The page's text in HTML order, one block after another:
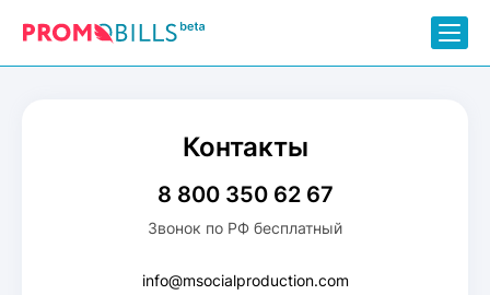
Контакты
8 800 350 62 67
Звонок по РФ бесплатный
info@msocialproduction.com